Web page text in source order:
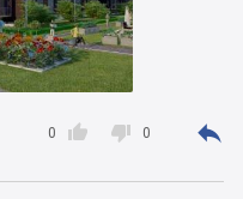

0  0 